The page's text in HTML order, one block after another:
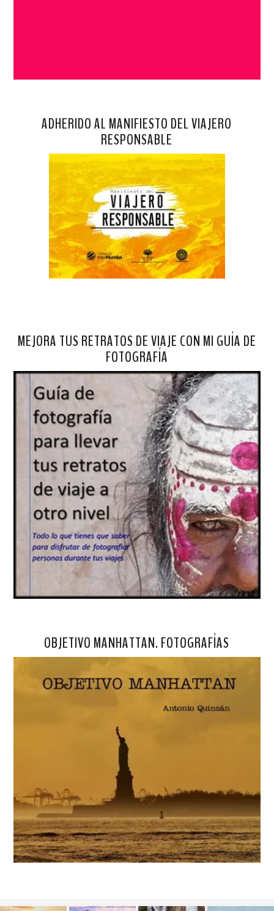
ADHERIDO AL MANIFIESTO DEL VIAJERO
RESPONSABLE
MEJORA TUS RETRATOS DE VIAJE CON MI GUÍA DE
FOTOGRAFÍA
OBJETIVO MANHATTAN. FOTOGRAFÍAS